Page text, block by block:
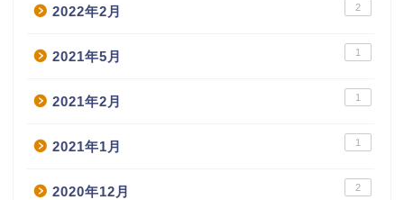
2022年2月 2
2021年5月 1
2021年2月 1
2021年1月 1
2020年12月 2